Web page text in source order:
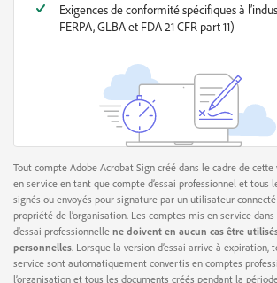
Exigences de conformité spécifiques à
FERPA, GLBA et FDA 21 CFR part 11)
Tout compte Adobe Acrobat Sign créé dans le cadre de cette
en service en tant que compte d’essai professionnel et tous
signés ou envoyés pour signature par un utilisateur
propriété de l’organisation. Les comptes mis en service
d’essai professionnelle ne doivent en aucun cas être
personnelles . Lorsque la version d’essai arrive à
service sont automatiquement convertis en comptes
l’organisation et tous les documents créés pendant la